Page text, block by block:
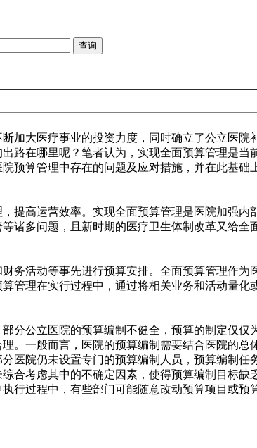
加大医疗事业的投资力度，同时确立了公立医院
路在哪里呢？笔者认为，实现全面预算管理是当
预算管理中存在的问题及应对措施，并在此基础
提高运营效率。实现全面预算管理是医院加强内
诸多问题，且新时期的医疗卫生体制改革又给全
务活动等事先进行预算安排。全面预算管理作为
管理在实行过程中，通过将相关业务和活动量化
分公立医院的预算编制不健全，预算的制定仅仅
。一般而言，医院的预算编制需要结合医院的总
院仍未设置专门的预算编制人员，预算编制任
合考虑其中的不确定因素，使得预算编制目标缺
行过程中，有些部门可能随意改动预算项目或预